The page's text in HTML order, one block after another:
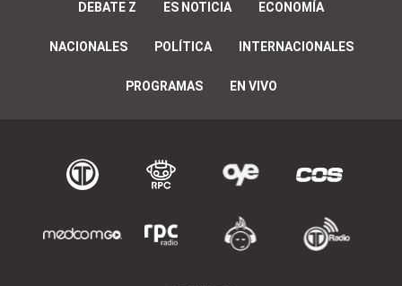
DEBATE Z ES NOTICIA ECONOMÍA
NACIONALES POLÍTICA INTERNACIONALES
PROGRAMAS EN VIVO